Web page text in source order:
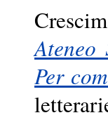
Ateneo
Per